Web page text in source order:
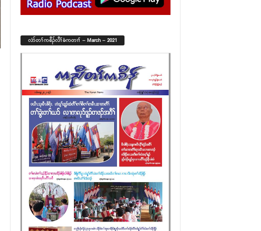
လံာ်တၢ်ကစီၣ်လီၢ်ခံကတၢၢ် – March – 2021